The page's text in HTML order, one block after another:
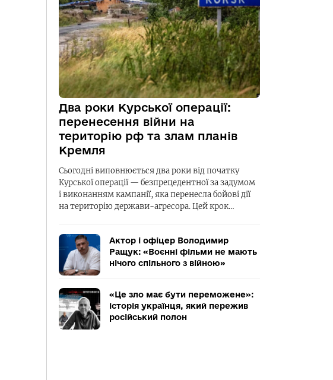
Два роки Курської операції:
перенесення війни на
територію рф та злам планів
Кремля
Сьогодні виповнюється два роки від початку
Курської операції — безпрецедентної за задумом
і виконанням кампанії, яка перенесла бойові дії
на територію держави-агресора. Цей крок…
Актор і офіцер Володимир
Ращук: «Воєнні фільми не мають
нічого спільного з війною»
«Це зло має бути переможене»:
історія українця, який пережив
російський полон